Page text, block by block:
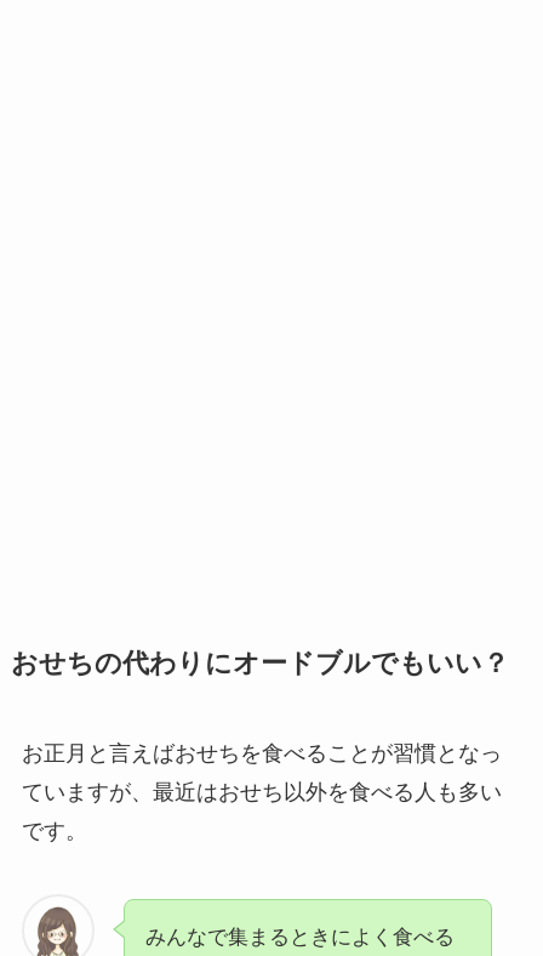
おせちの代わりにオードブルでもいい？
お正月と言えばおせちを食べることが習慣となっ
ていますが、最近はおせち以外を食べる人も多い
です。
みんなで集まるときによく食べる